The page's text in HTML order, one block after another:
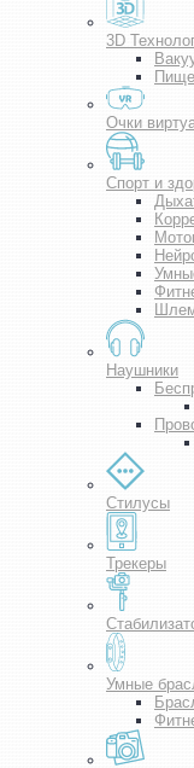
3D
Очки
Спорт и
Наушники
Стилусы
Трекеры
Умные